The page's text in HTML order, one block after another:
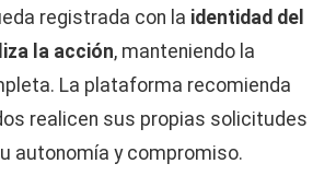
registrada con la identidad del
la acción, manteniendo la
La plataforma recomienda
realicen sus propias solicitudes
autonomía y compromiso.